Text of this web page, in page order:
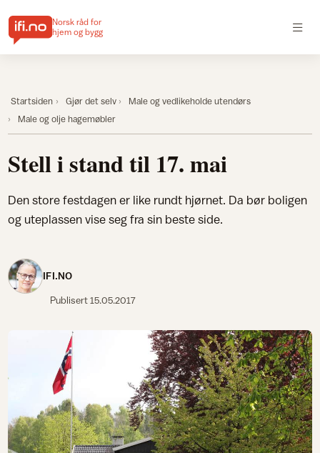
Norsk råd for
hjem og bygg
Startsiden Gjør det selv
Male og vedlikeholde utendørs
Male og olje hagemøbler
Stell i stand til 17. mai
Den store festdagen er like rundt hjørnet. Da bør boligen
og uteplassen vise seg fra sin beste side.
IFI.NO
Publisert15.05.2017